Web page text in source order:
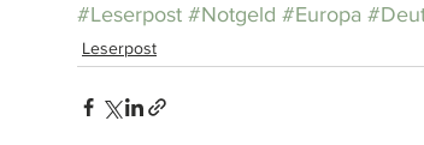
#Leserpost #Notgeld #Europa
Leserpost